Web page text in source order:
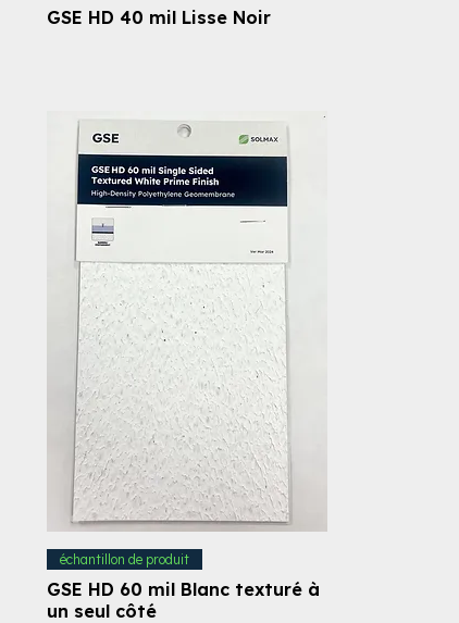
GSE HD 40 mil Lisse Noir
échantillon de produit
GSE HD 60 mil Blanc texturé à
un seul côté